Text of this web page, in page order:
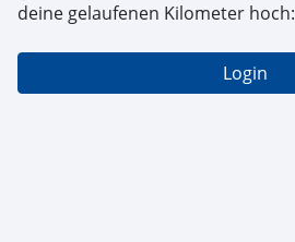
deine gelaufenen Kilometer hoch:
Login